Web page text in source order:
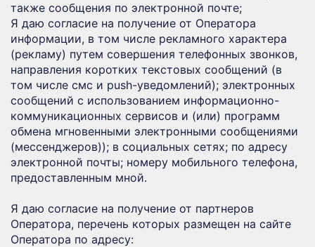
также сообщения по электронной почте;
Я даю согласие на получение от Оператора
информации, в том числе рекламного характера
(рекламу) путем совершения телефонных звонков,
направления коротких текстовых сообщений (в
том числе смс и push-уведомлений); электронных
сообщений с использованием информационно-
коммуникационных сервисов и (или) программ
обмена мгновенными электронными сообщениями
(мессенджеров)); в социальных сетях; по адресу
электронной почты; номеру мобильного телефона,
предоставленным мной.
Я даю согласие на получение от партнеров
Оператора, перечень которых размещен на сайте
Оператора по адресу: